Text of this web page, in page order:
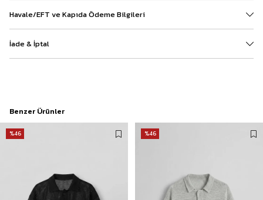
Havale/EFT ve Kapıda Ödeme Bilgileri
İade & İptal
Benzer Ürünler
%46 %46